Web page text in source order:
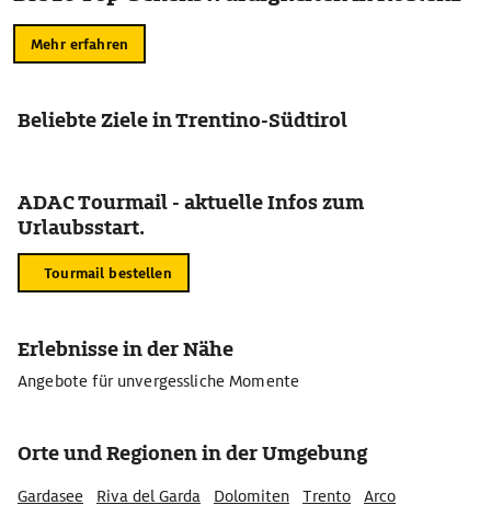
Mehr erfahren
Beliebte Ziele in Trentino-Südtirol
ADAC Tourmail - aktuelle Infos zum
Urlaubsstart.
Tourmail bestellen
Erlebnisse in der Nähe
Angebote für unvergessliche Momente
Orte und Regionen in der Umgebung
Gardasee Riva del Garda Dolomiten Trento Arco